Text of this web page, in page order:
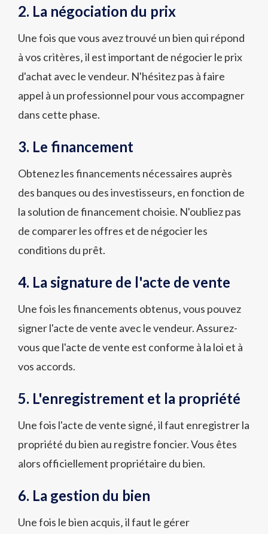
2. La négociation du prix
Une fois que vous avez trouvé un bien qui répond
à vos critères‚ il est important de négocier le prix
d'achat avec le vendeur. N'hésitez pas à faire
appel à un professionnel pour vous accompagner
dans cette phase.
3. Le financement
Obtenez les financements nécessaires auprès
des banques ou des investisseurs‚ en fonction de
la solution de financement choisie. N'oubliez pas
de comparer les offres et de négocier les
conditions du prêt.
4. La signature de l'acte de vente
Une fois les financements obtenus‚ vous pouvez
signer l'acte de vente avec le vendeur. Assurez-
vous que l'acte de vente est conforme à la loi et à
vos accords.
5. L'enregistrement et la propriété
Une fois l'acte de vente signé‚ il faut enregistrer la
propriété du bien au registre foncier. Vous êtes
alors officiellement propriétaire du bien.
6. La gestion du bien
Une fois le bien acquis‚ il faut le gérer